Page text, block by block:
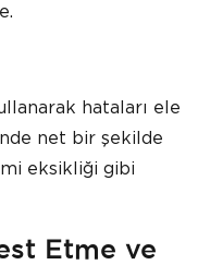
hataları ele
net bir şekilde
eksikliği gibi
Etme ve